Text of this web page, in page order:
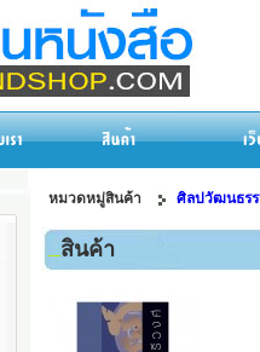
หมวดหมู่สินค้า ศิลปวัฒนธร
สินค้า